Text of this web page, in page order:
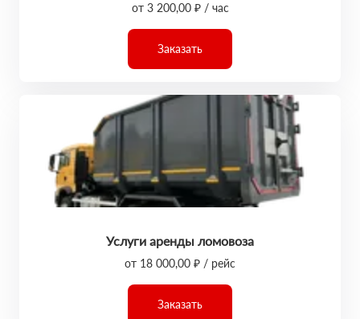
от 3 200,00 ₽ / час
Заказать
Услуги аренды ломовоза
от 18 000,00 ₽ / рейс
Заказать